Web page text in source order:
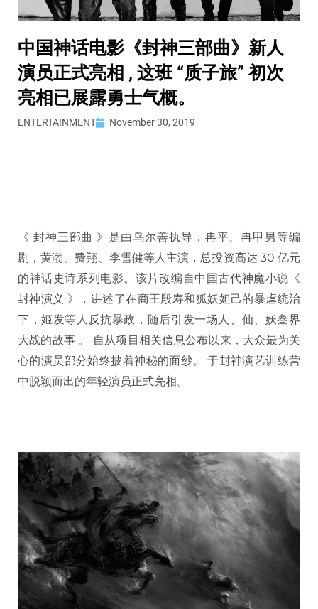
中国神话电影《封神三部曲》新人
演员正式亮相 , 这班 “质子旅” 初次
亮相已展露勇士气概。
ENTERTAINMENT November 30, 2019
《 封神三部曲 》是由乌尔善执导，冉平、冉甲男等编
剧，黄渤、费翔、李雪健等人主演，总投资高达 30 亿元
的神话史诗系列电影。该片改编自中国古代神魔小说《
封神演义 》，讲述了在商王殷寿和狐妖妲己的暴虐统治
下，姬发等人反抗暴政，随后引发一场人、仙、妖叁界
大战的故事 。 自从项目相关信息公布以来，大众最为关
心的演员部分始终披着神秘的面纱。 于封神演艺训练营
中脱颖而出的年轻演员正式亮相。